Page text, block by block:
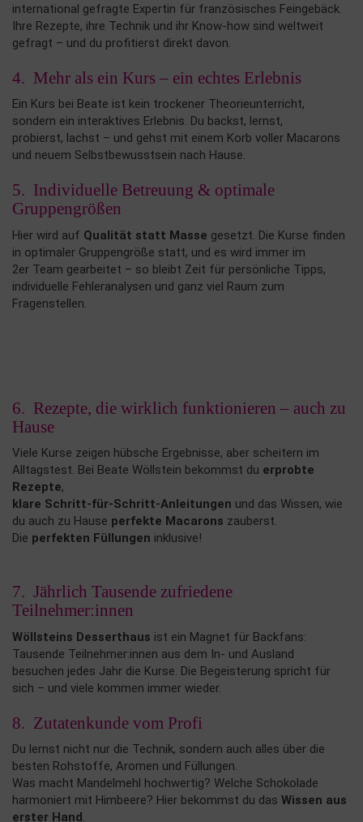
international gefragte Expertin für französisches Feingebäck.
Ihre Rezepte, ihre Technik und ihr Know-how sind weltweit
gefragt – und du profitierst direkt davon.
4. Mehr als ein Kurs – ein echtes Erlebnis
Ein Kurs bei Beate ist kein trockener Theorieunterricht,
sondern ein interaktives Erlebnis. Du backst, lernst,
probierst, lachst – und gehst mit einem Korb voller Macarons
und neuem Selbstbewusstsein nach Hause.
5. Individuelle Betreuung & optimale
Gruppengrößen
Hier wird auf Qualität statt Masse gesetzt. Die Kurse finden
in optimaler Gruppengröße statt, und es wird immer im
2er Team gearbeitet – so bleibt Zeit für persönliche Tipps,
individuelle Fehleranalysen und ganz viel Raum zum
Fragenstellen.
6. Rezepte, die wirklich funktionieren – auch zu
Hause
Viele Kurse zeigen hübsche Ergebnisse, aber scheitern im
Alltagstest. Bei Beate Wöllstein bekommst du erprobte
Rezepte,
klare Schritt-für-Schritt-Anleitungen und das Wissen, wie
du auch zu Hause perfekte Macarons zauberst.
Die perfekten Füllungen inklusive!
7. Jährlich Tausende zufriedene
Teilnehmer:innen
Wöllsteins Desserthaus ist ein Magnet für Backfans:
Tausende Teilnehmer:innen aus dem In- und Ausland
besuchen jedes Jahr die Kurse. Die Begeisterung spricht für
sich – und viele kommen immer wieder.
8. Zutatenkunde vom Profi
Du lernst nicht nur die Technik, sondern auch alles über die
besten Rohstoffe, Aromen und Füllungen.
Was macht Mandelmehl hochwertig? Welche Schokolade
harmoniert mit Himbeere? Hier bekommst du das Wissen aus
erster Hand.